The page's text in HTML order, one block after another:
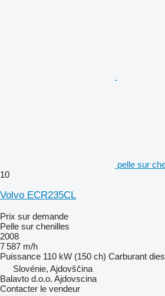
pelle sur
10
Volvo ECR235CL
Prix sur demande
Pelle sur chenilles
2008
7 587 m/h
Puissance 110 kW (150 ch) Carburant
Slovénie, Ajdovščina
Balavto d.o.o. Ajdovscina
Contacter le vendeur